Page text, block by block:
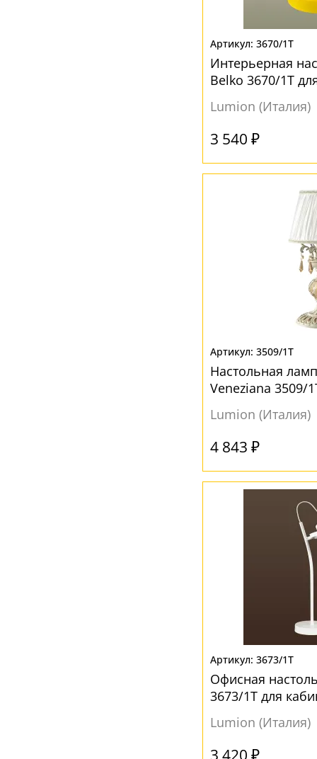
3670/1T
Интерьерная
Belko 3670/1T
Lumion (Италия)
3 540 ₽
3509/1T
Настольная
Veneziana 3509/
Lumion (Италия)
4 843 ₽
3673/1T
Офисная
3673/1T для
Lumion (Италия)
3 420 ₽